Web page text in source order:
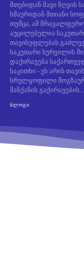
მთებიდან შავი ზღვის
ხმაურიდან მთიანი
თუმცა, ამ
აუცილებელია
თავისუფლებას
საკუთარი სურვილის
დაქირავება
საკითხი - ეს არის
სრულყოფილი
მანქანის გაქირავების...
ᲑᲚᲝᲒᲘ